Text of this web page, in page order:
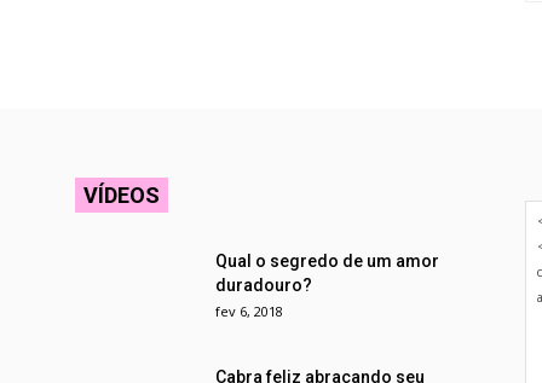
VÍDEOS
Qual o segredo de um amor
duradouro?
fev 6, 2018
Cabra feliz abraçando seu